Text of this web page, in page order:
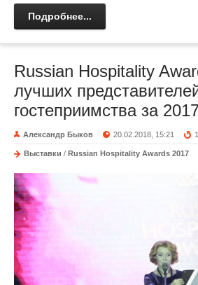
Подробнее...
Russian Hospitality
лучших
гостеприимства за
Александр Быков 20.02.2018, 15:21
Выставки / Russian Hospitality Awards 2017